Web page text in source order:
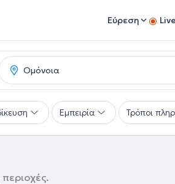
Εύρεση
Εμπειρία Τρόποι